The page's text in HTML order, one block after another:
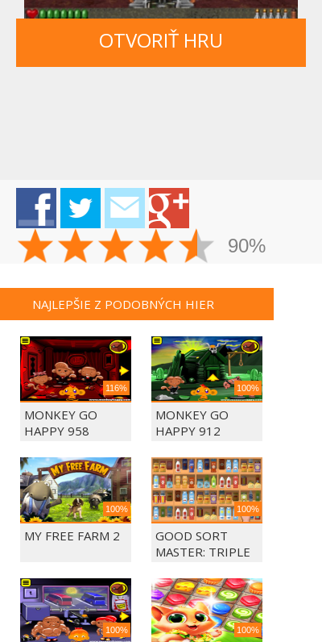
OTVORIŤ HRU
90%
NAJLEPŠIE Z PODOBNÝCH HIER
116%
MONKEY GO
HAPPY 958
100%
MONKEY GO
HAPPY 912
100%
MY FREE FARM 2
100%
GOOD SORT
MASTER: TRIPLE
100% 100%